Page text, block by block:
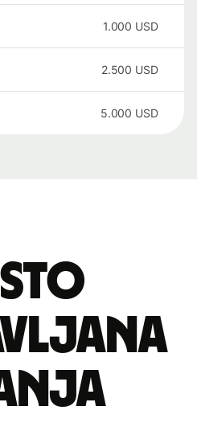
1.000 USD
2.500 USD
5.000 USD